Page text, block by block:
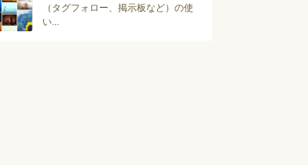
（タグフォロー、掲示板など）の使
い...